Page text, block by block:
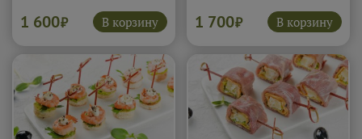
1 600₽ В корзину 1 700₽ В корзину